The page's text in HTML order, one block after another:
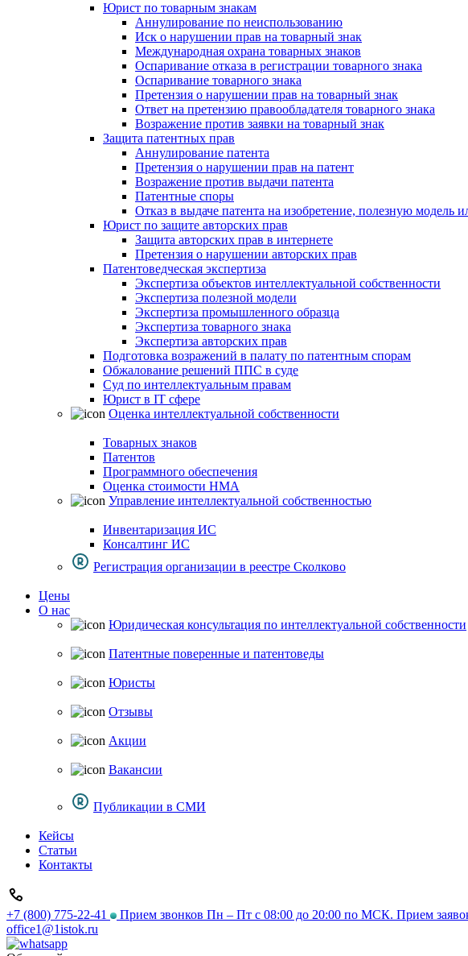
Юрист по товарным знакам
Аннулирование по неиспользованию
Иск о нарушении прав на товарный знак
Международная охрана товарных знаков
Оспаривание отказа в регистрации товарного знака
Оспаривание товарного знака
Претензия о нарушении прав на товарный знак
Ответ на претензию правообладателя товарного знака
Возражение против заявки на товарный знак
Защита патентных прав
Аннулирование патента
Претензия о нарушении прав на патент
Возражение против выдачи патента
Патентные споры
Отказ в выдаче патента на изобретение, полезную модель
Юрист по защите авторских прав
Защита авторских прав в интернете
Претензия о нарушении авторских прав
Патентоведческая экспертиза
Экспертиза объектов интеллектуальной собственности
Экспертиза полезной модели
Экспертиза промышленного образца
Экспертиза товарного знака
Экспертиза авторских прав
Подготовка возражений в палату по патентным спорам
Обжалование решений ППС в суде
Суд по интеллектуальным правам
Юрист в IT сфере
Оценка интеллектуальной собственности
Товарных знаков
Патентов
Программного обеспечения
Оценка стоимости НМА
Управление интеллектуальной собственностью
Инвентаризация ИС
Консалтинг ИС
Регистрация организации в реестре Сколково
Цены
О нас
Юридическая консультация по интеллектуальной собственности
Патентные поверенные и патентоведы
Юристы
Отзывы
Акции
Вакансии
Публикации в СМИ
Кейсы
Статьи
Контакты
+7 (800) 775-22-41
Прием звонков Пн – Пт с 08:00 до 20:00 по МСК. Прием заявок
office1@1istok.ru